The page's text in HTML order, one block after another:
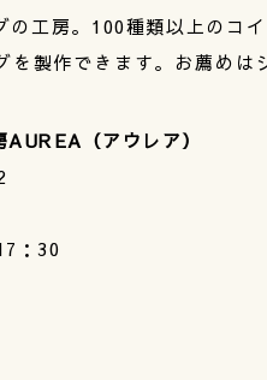
の工房。100種類以上のコ
を製作できます。お薦め
（アウレア）
：30